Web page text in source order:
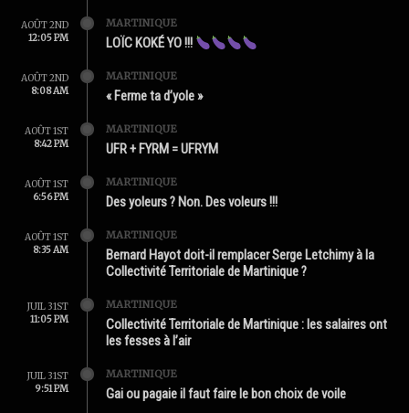
AOÛT 2ND
12:05 PM
MARTINIQUE
LOÏC KOKÉ YO !!!
AOÛT 2ND
8:08 AM
MARTINIQUE
« Ferme ta d’yole »
AOÛT 1ST
8:42 PM
MARTINIQUE
UFR + FYRM = UFRYM
AOÛT 1ST
6:56 PM
MARTINIQUE
Des yoleurs ? Non. Des voleurs !!!
AOÛT 1ST
8:35 AM
MARTINIQUE
Bernard Hayot doit-il remplacer Serge Letchimy à la
Collectivité Territoriale de Martinique ?
JUIL 31ST
11:05 PM
MARTINIQUE
Collectivité Territoriale de Martinique : les salaires ont
les fesses à l’air
JUIL 31ST
9:51 PM
MARTINIQUE
Gai ou pagaie il faut faire le bon choix de voile